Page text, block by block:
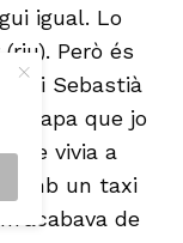
igual. Lo
Però és
i Sebastià
etapa que jo
que vivia a
amb un taxi
de